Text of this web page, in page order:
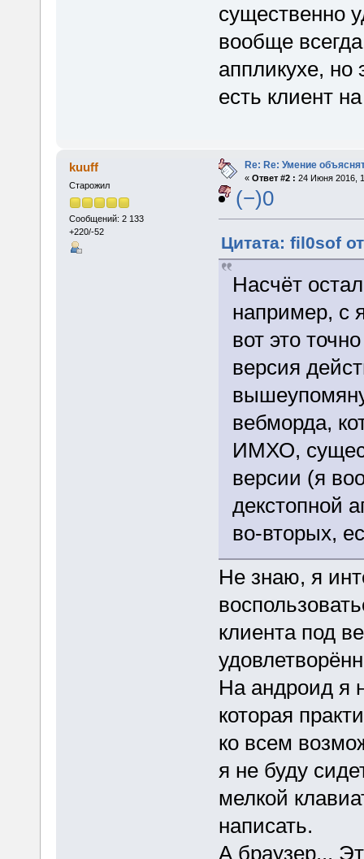
существенно
вообще
аппликухе,
есть клиент
kuuff
Старожил
Сообщений: 2 133
+220/-52
Re: Re: Умение
« Ответ #2 : 24 Июня 2016,
(−)0
Цитата: fil0sof
Насчёт
например, с
вот это
версия
вебморда,
ИМХО,
версии (я
декстопной
во-вторых,
Не знаю, я
клиента под
На андроид я
которая
ко всем
я не буду
мелкой
написать.
А браузер...